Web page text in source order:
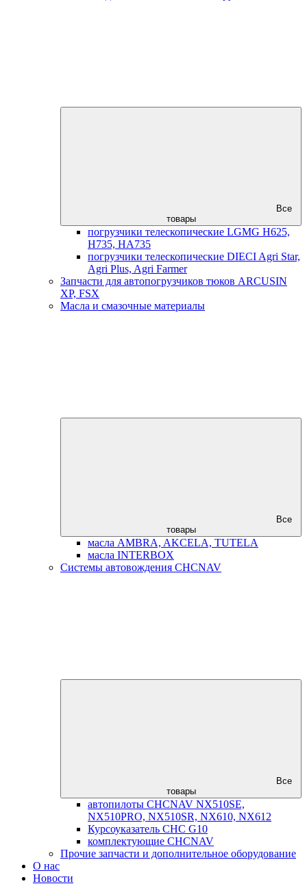
Все
товары
погрузчики телескопические LGMG H625,
H735, HA735
погрузчики телескопические DIECI Agri Star,
Agri Plus, Agri Farmer
Запчасти для автопогрузчиков тюков ARCUSIN
XP, FSX
Масла и смазочные материалы
Все
товары
масла AMBRA, AKCELA, TUTELA
масла INTERBOX
Системы автовождения CHCNAV
Все
товары
автопилоты CHCNAV NX510SE,
NX510PRO, NX510SR, NX610, NX612
Курсоуказатель CHC G10
комплектующие CHCNAV
Прочие запчасти и дополнительное оборудование
О нас
Новости